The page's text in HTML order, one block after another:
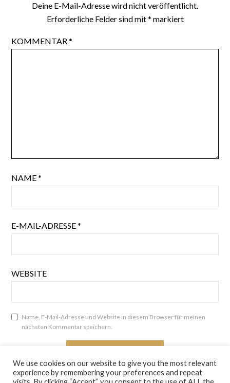
Deine E-Mail-Adresse wird nicht veröffentlicht.
Erforderliche Felder sind mit* markiert
KOMMENTAR*
NAME*
E-MAIL-ADRESSE*
WEBSITE
Name, E-Mail-Adresse und Website in diesem Browser für meinen
nächsten Kommentar speichern.
We use cookies on our website to give you the most relevant
experience by remembering your preferences and repeat